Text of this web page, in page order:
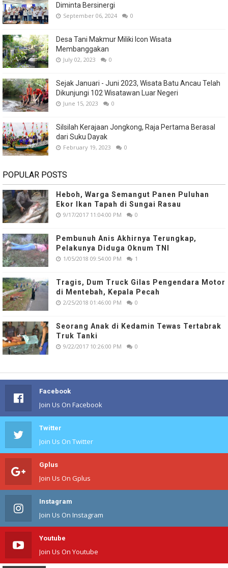
Diminta Bersinergi
September 06, 2024 0
Desa Tani Makmur Miliki Icon Wisata
Membanggakan
July 02, 2023 0
Sejak Januari - Juni 2023, Wisata Batu Ancau Telah
Dikunjungi 102 Wisatawan Luar Negeri
June 15, 2023 0
Silsilah Kerajaan Jongkong, Raja Pertama Berasal
dari Suku Dayak
February 19, 2023 0
POPULAR POSTS
Heboh, Warga Semangut Panen Puluhan
Ekor Ikan Tapah di Sungai Rasau
9/17/2017 11:04:00 PM 0
Pembunuh Anis Akhirnya Terungkap,
Pelakunya Diduga Oknum TNI
1/05/2018 09:54:00 PM 1
Tragis, Dum Truck Gilas Pengendara Motor
di Mentebah, Kepala Pecah
2/25/2018 01:46:00 PM 0
Seorang Anak di Kedamin Tewas Tertabrak
Truk Tanki
9/22/2017 10:26:00 PM 0
Facebook
Join Us On Facebook
Twitter
Join Us On Twitter
Gplus
Join Us On Gplus
Instagram
Join Us On Instagram
Youtube
Join Us On Youtube